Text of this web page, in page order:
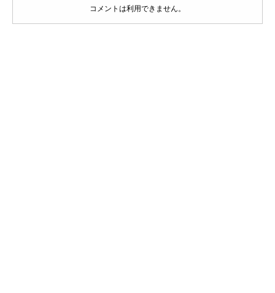
コメントは利用できません。